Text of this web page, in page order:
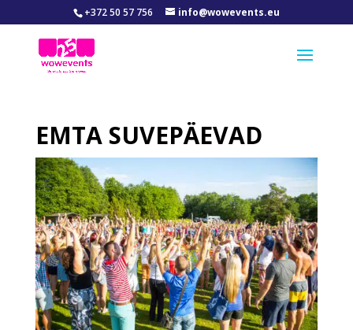
+372 50 57 756 info@wowevents.eu
EMTA SUVEPÄEVAD